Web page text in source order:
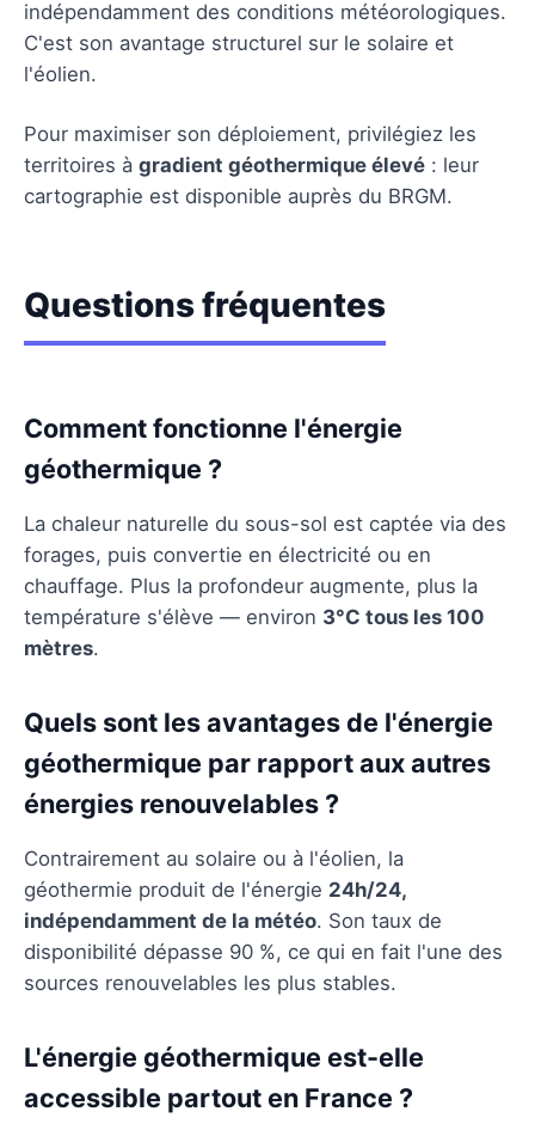
indépendamment des conditions météorologiques.
C'est son avantage structurel sur le solaire et
l'éolien.
Pour maximiser son déploiement, privilégiez les
territoires à gradient géothermique élevé : leur
cartographie est disponible auprès du BRGM.
Questions fréquentes
Comment fonctionne l'énergie
géothermique ?
La chaleur naturelle du sous-sol est captée via des
forages, puis convertie en électricité ou en
chauffage. Plus la profondeur augmente, plus la
température s'élève — environ 3°C tous les 100
mètres.
Quels sont les avantages de l'énergie
géothermique par rapport aux autres
énergies renouvelables ?
Contrairement au solaire ou à l'éolien, la
géothermie produit de l'énergie 24h/24,
indépendamment de la météo. Son taux de
disponibilité dépasse 90 %, ce qui en fait l'une des
sources renouvelables les plus stables.
L'énergie géothermique est-elle
accessible partout en France ?